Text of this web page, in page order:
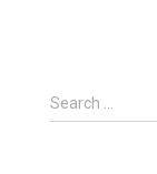
S
e
Search …